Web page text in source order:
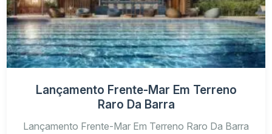
Lançamento Frente-Mar Em Terreno
Raro Da Barra
Lançamento Frente-Mar Em Terreno Raro Da Barra